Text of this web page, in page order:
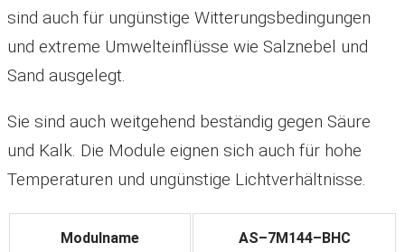
sind auch für ungünstige Witterungsbedingungen
und extreme Umwelteinflüsse wie Salznebel und
Sand ausgelegt.
Sie sind auch weitgehend beständig gegen Säure
und Kalk. Die Module eignen sich auch für hohe
Temperaturen und ungünstige Lichtverhältnisse.
Modulname AS–7M144–BHC